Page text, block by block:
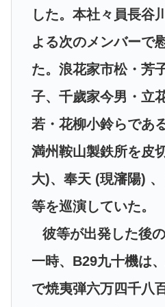
した。本社々員長谷
よる次のメンバーで
た。浪花家市松・芳
子、千歲家今男・立
若・花柳小鈴らであ
満州鞍山製鉄所を皮
大)、奉天 (現瀋陽)
等を巡演していた。
彼等が出発した後
一時、B29九十機は
で焼夷弾六万四千八